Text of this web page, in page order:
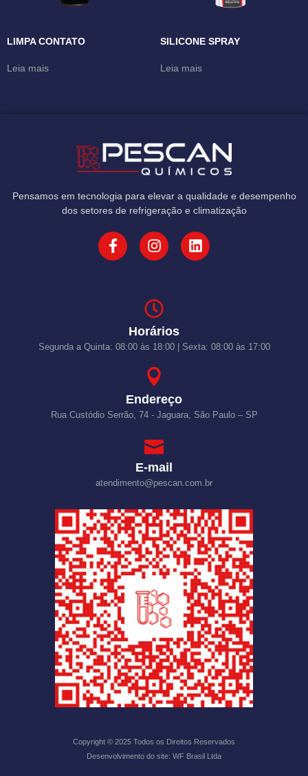
LIMPA CONTATO
Leia mais
SILICONE SPRAY
Leia mais
Pensamos em tecnologia para elevar a qualidade e desempenho
dos setores de refrigeração e climatização
Horários
Segunda a Quinta: 08:00 às 18:00 | Sexta: 08:00 às 17:00
Endereço
Rua Custódio Serrão, 74 - Jaguara, São Paulo – SP
E-mail
atendimento@pescan.com.br
Copyright © 2025 Todos os Direitos Reservados
Desenvolvimento do site: WF Brasil Ltda